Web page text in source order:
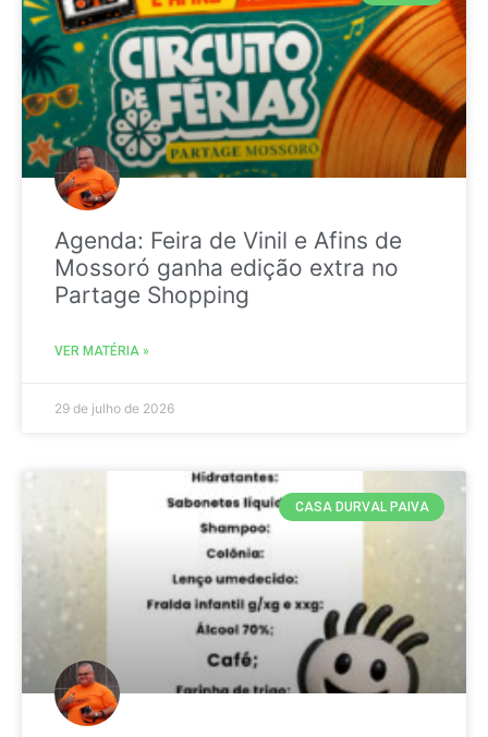
Agenda: Feira de Vinil e Afins de
Mossoró ganha edição extra no
Partage Shopping
VER MATÉRIA »
29 de julho de 2026
CASA DURVAL PAIVA